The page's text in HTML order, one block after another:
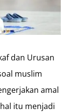
dan Urusan
muslim
amal
itu menjadi